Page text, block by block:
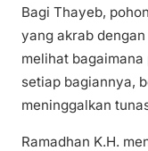
Bagi Thayeb,
yang akrab
melihat
setiap bagiannya,
meninggalkan
Ramadhan K.H.